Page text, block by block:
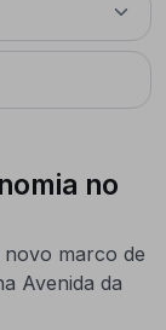
no
marco de
Avenida da